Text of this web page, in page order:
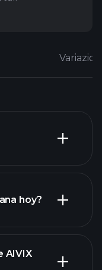
hoy?
AIVIX